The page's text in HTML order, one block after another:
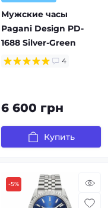
Мужские часы
Pagani Design PD-
1688 Silver-Green
4
6 600 грн
Купить
-5%